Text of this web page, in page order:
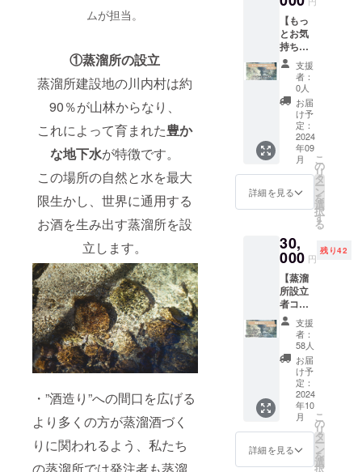
ムが担当。
①蒸溜所の設立
蒸溜所建設地の川内村は約
90％が山林からなり、
これによって育まれた豊か
な地下水が特徴です。
この場所の自然と水を最大
限生かし、世界に通用する
お酒を生み出す蒸溜所を設
立します。
・”酒造り”への間口を広げる
より多くの方が蒸溜酒づく
りに関われるよう、私たち
リジナ
ルTシャ
ツをお
届けし
ます。
サイズ
はS、
M、L、
XLの4
種類か
らお選
びくだ
ニング
パー
このT
シャツ
で！
開業記
念パー
ティに
ご招待
しま
す。
2024年
9月頃、
川内村
の蒸溜
所にて
開催予
定で
初仕込
みの蒸
ン）
（500m
l/1本）
この蒸
留所で
初めて
仕込ん
だ蒸溜
酒（ジ
ン）を
シリア
ルナン
バー入
りでお
※20歳未
満の者
お礼の
お手紙
（1枚）
心を込
めて感
謝のお
手紙を
お送り
しま
す。 ●
オープ
ニング
パー
ティ参
加チ
（1枚）
で行う
関係者
開業記
念パー
ティに
ご招待
しま
す。
2024年
9月頃、
川内村
の蒸溜
所にて
開催予
定で
す。 ●
【もっ
とお気
持ち支
援コー
ス】 ●
オリジ
ナルス
テッ
カー（1
枚）
naturad
istillの
オリジ
ナルス
テッ
しま
す。 ●
お礼の
お手紙
（1枚）
心を込
めて感
謝のお
手紙を
お送り
しま
す。 ●
オープ
ニング
パー
ティー
参加チ
支援
者：
0人
お届
け予
定：
2024
年09
月
詳細を見る
こ
の
リ
タ
ー
ン
を
選
択
す
る
30,
000 円
残り42
【蒸溜
所設立
者コー
ス】 ●
オリジ
ナルス
テッ
カー（1
枚）
naturad
istillの
オリジ
ナルス
テッ
カーを
支援
者：
58人
お届
け予
定：
2024
年10
月
詳細を見る
こ
の
リ
タ
ー
ン
を
選
択